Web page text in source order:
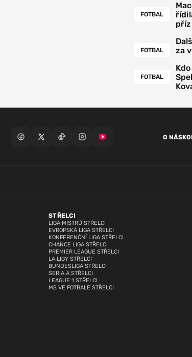
FOTBAL
FOTBAL
za
FOTBAL
O NÁS
STŘELCI
LIGA MISTRŮ STŘELCI
EVROPSKÁ LIGA STŘELCI
KONFERENČNÍ LIGA STŘELCI
CHANCE LIGA STŘELCI
PREMIER LEAGUE STŘELCI
LA LIGY STŘELCI
BUNDESLIGA STŘELCI
SERIA A STŘELCI
LEAGUE 1 STŘELCI
MS VE FOTBALE STŘELCI